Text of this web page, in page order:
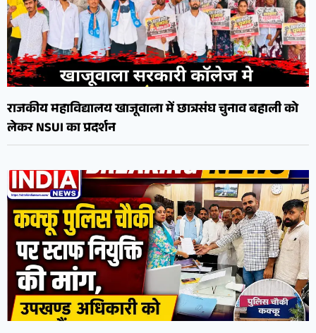
राजकीय महाविद्यालय खाजूवाला में छात्रसंघ चुनाव बहाली को
लेकर NSUI का प्रदर्शन